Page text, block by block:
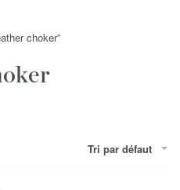
choker”
Tri par défaut